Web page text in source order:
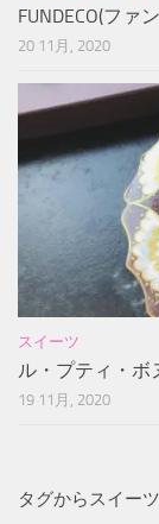
FUNDECO(ファ
20 11月, 2020
スイーツ
ル・プティ・ボ
19 11月, 2020
タグからスイー